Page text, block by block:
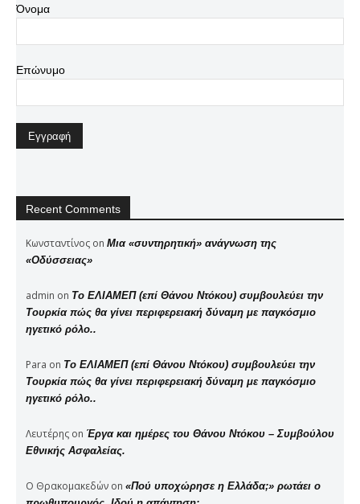
Όνομα
Επώνυμο
Recent Comments
Κωνσταντίνος on Μια «συντηρητική» ανάγνωση της
«Οδύσσειας»
admin on Το ΕΛΙΑΜΕΠ (επί Θάνου Ντόκου) συμβουλεύει την
Τουρκία πώς θα γίνει περιφερειακή δύναμη με παγκόσμιο
ηγετικό ρόλο..
Para on Το ΕΛΙΑΜΕΠ (επί Θάνου Ντόκου) συμβουλεύει την
Τουρκία πώς θα γίνει περιφερειακή δύναμη με παγκόσμιο
ηγετικό ρόλο..
Λευτέρης on Έργα και ημέρες του Θάνου Ντόκου – Συμβούλου
Εθνικής Ασφαλείας.
Ο Θρακομακεδών on «Πού υποχώρησε η Ελλάδα;» ρωτάει ο